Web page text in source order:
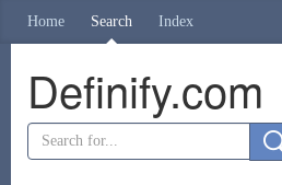
Home Search Index
Definify.com